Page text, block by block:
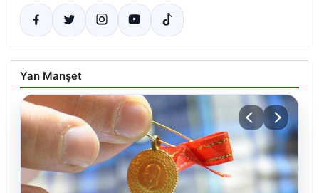
Yan Manşet